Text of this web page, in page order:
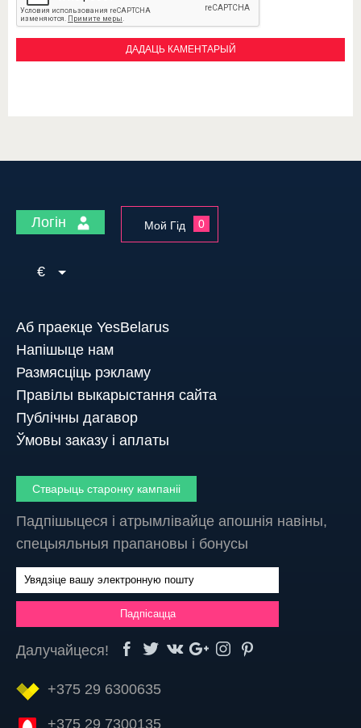
Логін Мой Гід 0
€
Аб праекце YesBelarus
Напішыце нам
Размясціць рэкламу
Правілы выкарыстання сайта
Публічны дагавор
Ўмовы заказу і аплаты
Стварыць старонку кампаніі
Падпішыцеся і атрымлівайце апошнія навіны,
спецыяльныя прапановы і бонусы
Далучайцеся!
+375 29 6300635
+375 29 7300135